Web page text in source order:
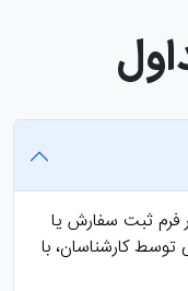
فرم ثبت سفارش یا
توسط کارشناسان، با